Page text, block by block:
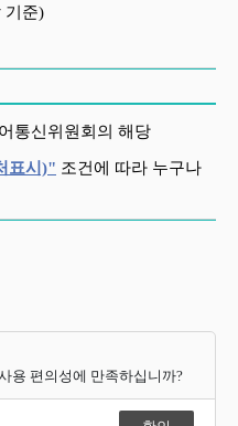
기준)
통신위원회의 해당
표시)" 조건에 따라 누구나
용 편의성에 만족하십니까?